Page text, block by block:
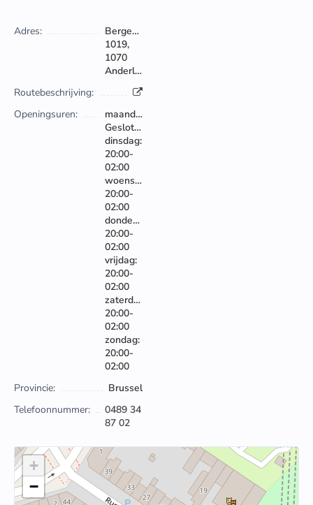
Adres:
Bergensesteenweg
1019,
1070
Anderlecht
Routebeschrijving:
Openingsuren:
maandag:
Gesloten
dinsdag:
20:00-
02:00
woensdag:
20:00-
02:00
donderdag:
20:00-
02:00
vrijdag:
20:00-
02:00
zaterdag:
20:00-
02:00
zondag:
20:00-
02:00
Provincie:
Brussel
Telefoonnummer:
0489 34
87 02
+
−